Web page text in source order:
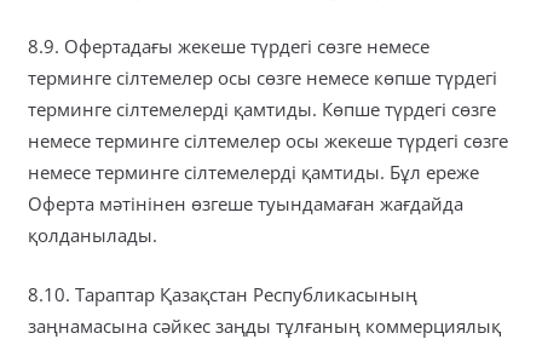
8.9. Офертадағы жекеше түрдегі сөзге немесе
терминге сілтемелер осы сөзге немесе көпше түрдегі
терминге сілтемелерді қамтиды. Көпше түрдегі сөзге
немесе терминге сілтемелер осы жекеше түрдегі сөзге
немесе терминге сілтемелерді қамтиды. Бұл ереже
Оферта мәтінінен өзгеше туындамаған жағдайда
қолданылады.
8.10. Тараптар Қазақстан Республикасының
заңнамасына сәйкес заңды тұлғаның коммерциялық